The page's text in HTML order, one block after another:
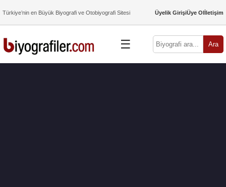
Türkiye’nin en Büyük Biyografi ve Otobiyografi Sitesi Üyelik GirişiÜye Olİletişim
☰ Ara